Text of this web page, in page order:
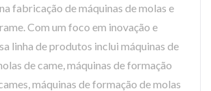
fabricação de máquinas de molas e
Com um foco em inovação e
linha de produtos inclui máquinas de
de came, máquinas de formação
máquinas de formação de molas